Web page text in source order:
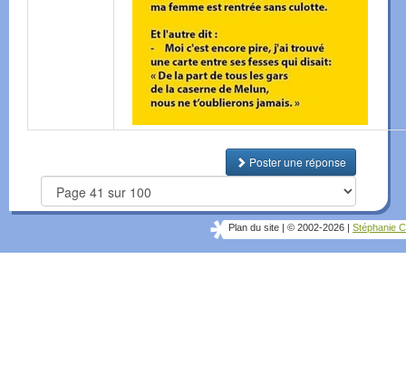
Poster une réponse
Plan du site © 2002-2026 Stéphanie C